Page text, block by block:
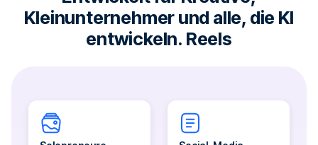
Kleinunternehmer und alle, die KI
entwickeln. Reels